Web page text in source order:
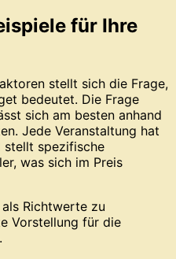
für Ihre
stellt sich die Frage,
bedeutet. Die Frage
sich am besten anhand
Jede Veranstaltung hat
stellt spezifische
was sich im Preis
Richtwerte zu
Vorstellung für die